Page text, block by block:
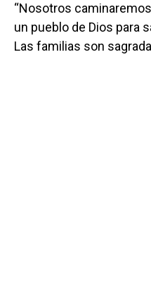
“Nosotros
un pueblo de Dios para
Las familias son